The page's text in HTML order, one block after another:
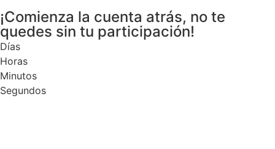
¡Comienza la cuenta atrás, no te
quedes sin tu participación!
Días
Horas
Minutos
Segundos